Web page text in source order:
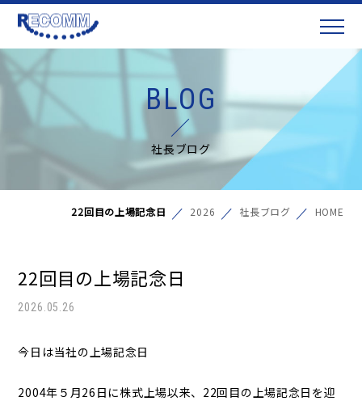
BLOG
社長ブログ
HOME
社長ブログ
2026
22回目の上場記念日
22回目の上場記念日
2026.05.26
今日は当社の上場記念日
2004年５月26日に株式上場以来、22回目の上場記念日を迎